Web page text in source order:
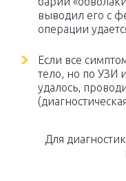
выводил его с
операции
Если все
тело, но по УЗИ
удалось,
Для